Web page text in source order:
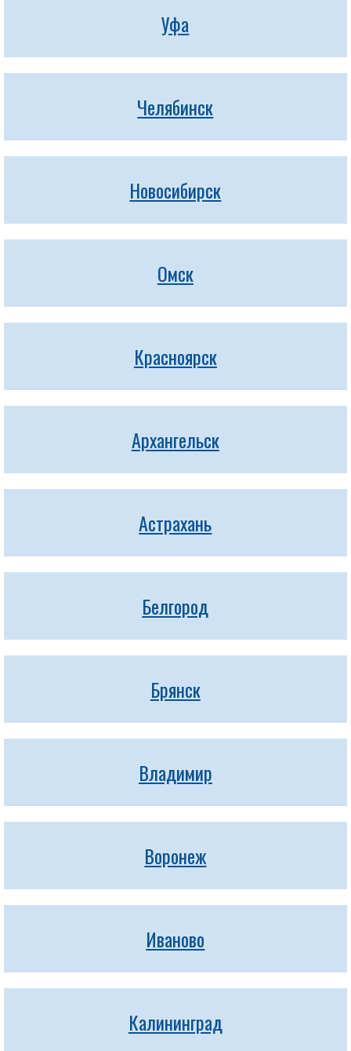
Уфа
Челябинск
Новосибирск
Омск
Красноярск
Архангельск
Астрахань
Белгород
Брянск
Владимир
Воронеж
Иваново
Калининград